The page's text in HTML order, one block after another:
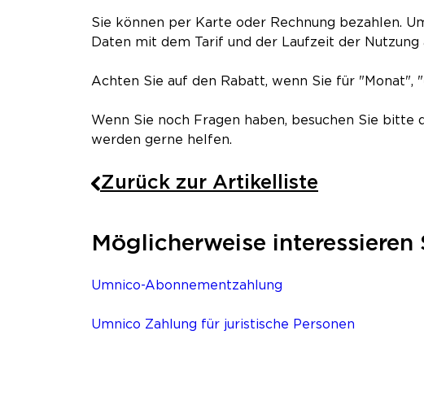
Sie können per Karte oder Rechnung bezahlen.
Daten mit dem Tarif und der Laufzeit der Nutzung
Achten Sie auf den Rabatt, wenn Sie für "Monat",
Wenn Sie noch Fragen haben, besuchen Sie
werden gerne helfen.
Zurück zur Artikelliste
Möglicherweise
Umnico-Abonnementzahlung
Umnico Zahlung für juristische Personen